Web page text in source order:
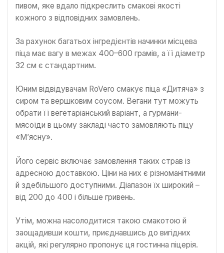
пивом, яке вдало підкреслить смакові якості
кожного з відповідних замовлень.
За рахунок багатьох інгредієнтів начинки місцева
піца має вагу в межах 400–600 грамів, а її діаметр
32 см є стандартним.
Юним відвідувачам RoVero смакує піца «Дитяча» з
сиром та вершковим соусом. Вегани тут можуть
обрати її вегетаріанський варіант, а гурмани-
мясоїди в цьому закладі часто замовляють піцу
«М’ясну».
Його сервіс включає замовлення таких страв із
адресною доставкою. Ціни на них є різноманітними
й здебільшого доступними. Діапазон їх широкий –
від 200 до 400 і більше гривень.
Утім, можна насолодитися такою смакотою й
заощадивши кошти, приєднавшись до вигідних
акцій, які регулярно пропонує ця гостинна піцерія.